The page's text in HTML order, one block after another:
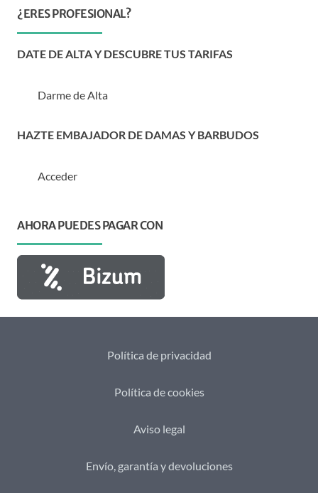
¿ERES PROFESIONAL?
DATE DE ALTA Y DESCUBRE TUS TARIFAS
Darme de Alta
HAZTE EMBAJADOR DE DAMAS Y BARBUDOS
Acceder
AHORA PUEDES PAGAR CON
Política de privacidad
Política de cookies
Aviso legal
Envío, garantía y devoluciones